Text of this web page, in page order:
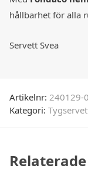
hållbarhet för alla
Servett Svea
Artikelnr: 240129-
Kategori: